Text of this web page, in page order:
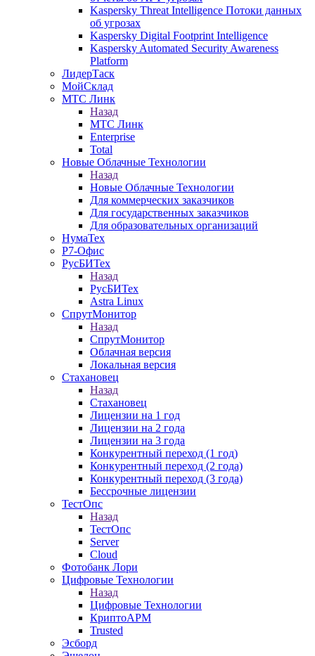
Kaspersky Threat Intelligence Потоки данных
об угрозах
Kaspersky Digital Footprint Intelligence
Kaspersky Automated Security Awareness
Platform
ЛидерТаск
МойСклад
МТС Линк
Назад
МТС Линк
Enterprise
Total
Новые Облачные Технологии
Назад
Новые Облачные Технологии
Для коммерческих заказчиков
Для государственных заказчиков
Для образовательных организаций
НумаТех
Р7-Офис
РусБИТех
Назад
РусБИТех
Astra Linux
СпрутМонитор
Назад
СпрутМонитор
Облачная версия
Локальная версия
Стахановец
Назад
Стахановец
Лицензии на 1 год
Лицензии на 2 года
Лицензии на 3 года
Конкурентный переход (1 год)
Конкурентный переход (2 года)
Конкурентный переход (3 года)
Бессрочные лицензии
ТестОпс
Назад
ТестОпс
Server
Cloud
Фотобанк Лори
Цифровые Технологии
Назад
Цифровые Технологии
КриптоАРМ
Trusted
Эсборд